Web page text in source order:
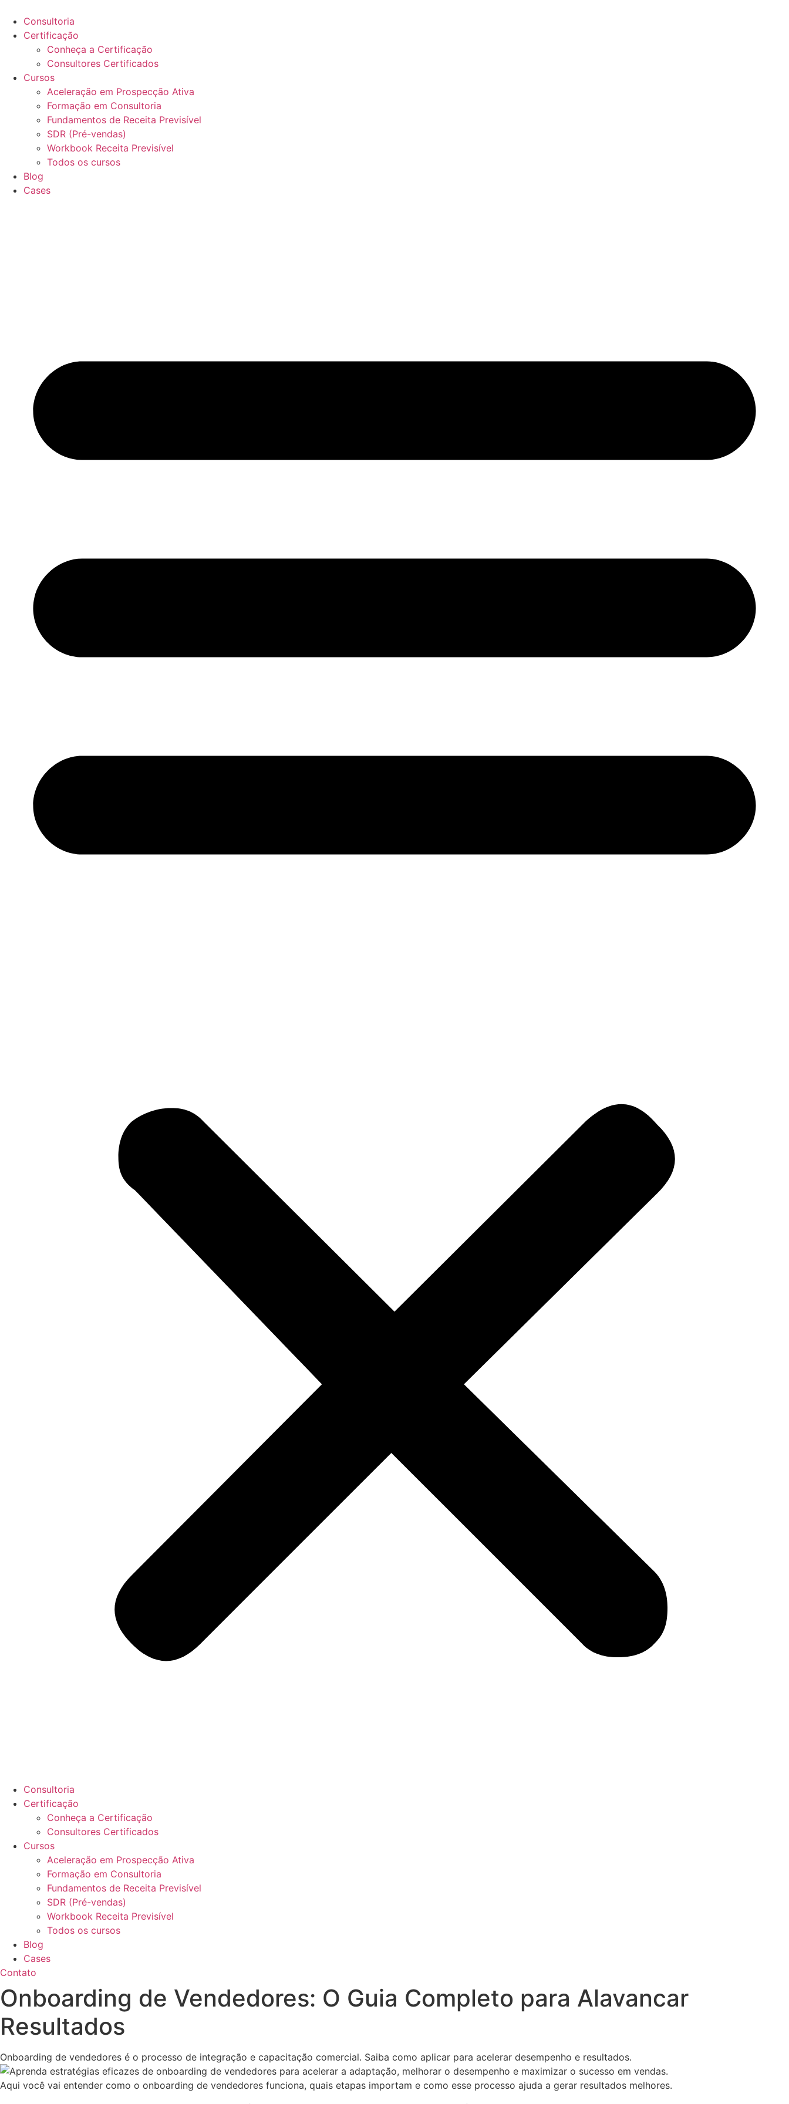
para
conteúdo
Consultoria
Certificação
Conheça a Certificação
Consultores Certificados
Cursos
Aceleração em Prospecção Ativa
Formação em Consultoria
Fundamentos de Receita Previsível
SDR (Pré-vendas)
Workbook Receita Previsível
Todos os cursos
Blog
Cases
Consultoria
Certificação
Conheça a Certificação
Consultores Certificados
Cursos
Aceleração em Prospecção Ativa
Formação em Consultoria
Fundamentos de Receita Previsível
SDR (Pré-vendas)
Workbook Receita Previsível
Todos os cursos
Blog
Cases
Contato
Onboarding de Vendedores: O Guia Completo para Alavancar
Resultados
Onboarding de vendedores é o processo de integração e capacitação comercial. Saiba como aplicar para acelerar desempenho e resultados.
Aqui você vai entender como o onboarding de vendedores funciona, quais etapas importam e como esse processo ajuda a gerar resultados melhores.